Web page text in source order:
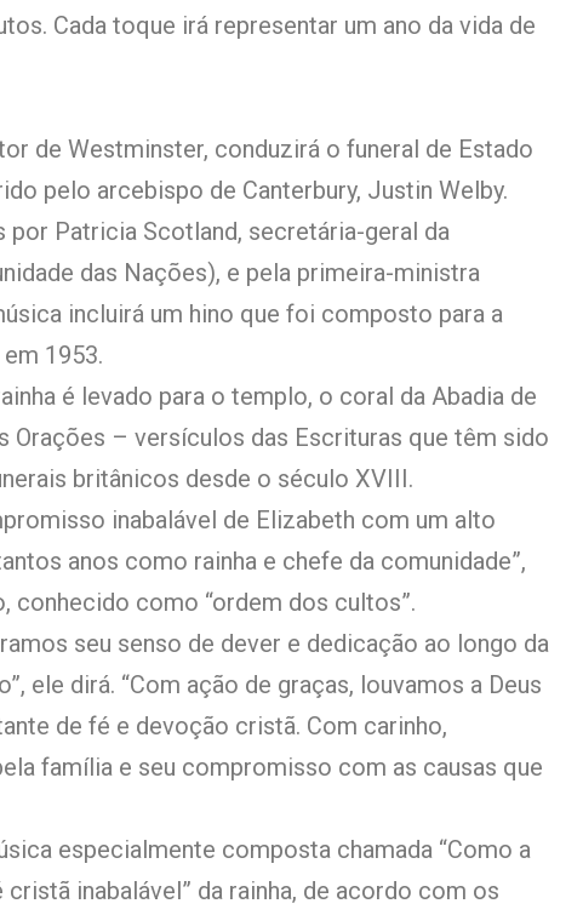
Cada toque irá representar um ano da vida de
de Westminster, conduzirá o funeral de Estado
pelo arcebispo de Canterbury, Justin Welby.
por Patricia Scotland, secretária-geral da
das Nações), e pela primeira-ministra
incluirá um hino que foi composto para a
1953.
é levado para o templo, o coral da Abadia de
Orações – versículos das Escrituras que têm sido
britânicos desde o século XVIII.
inabalável de Elizabeth com um alto
anos como rainha e chefe da comunidade”,
conhecido como “ordem dos cultos”.
seu senso de dever e dedicação ao longo da
ele dirá. “Com ação de graças, louvamos a Deus
de fé e devoção cristã. Com carinho,
família e seu compromisso com as causas que
especialmente composta chamada “Como a
cristã inabalável” da rainha, de acordo com os